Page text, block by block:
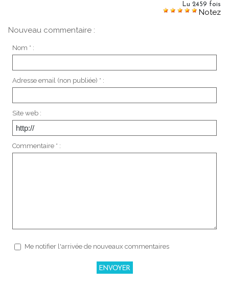
Lu 2459 fois
Notez
Nouveau commentaire :
Nom * :
Adresse email (non publiée) * :
Site web :
Commentaire * :
Me notifier l'arrivée de nouveaux commentaires